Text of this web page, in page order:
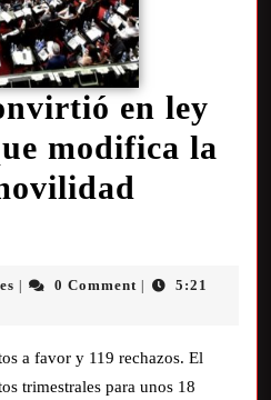
en ley
modifica la
0 Comment
5:21
a favor y 119 rechazos. El
trimestrales para unos 18